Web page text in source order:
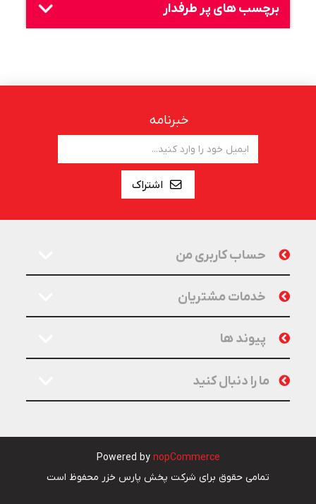
برچسب های پر طرفدار
خبرنامه
اشتراک
حساب کاربری من
خدمات مشتریان
پیوند ها
ما را دنبال کنید
Powered by nopCommerce
تمامی حقوق برای شرکت پخش پارس خزر محفوظ است